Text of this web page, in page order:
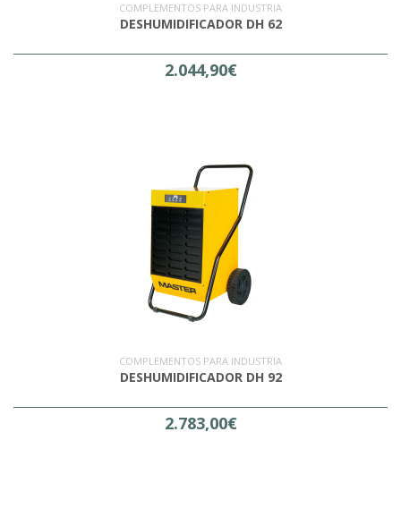
COMPLEMENTOS PARA INDUSTRIA
DESHUMIDIFICADOR DH 62
2.044,90€
COMPLEMENTOS PARA INDUSTRIA
DESHUMIDIFICADOR DH 92
2.783,00€